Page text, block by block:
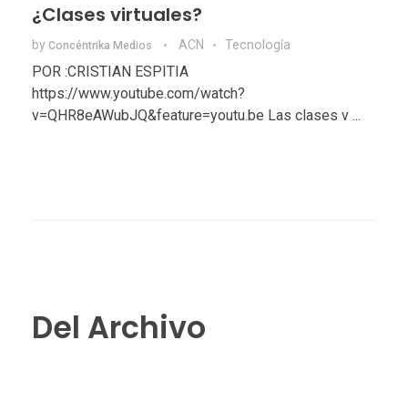
¿Clases virtuales?
by Concéntrika Medios ACN Tecnologí­a
POR :CRISTIAN ESPITIA
https://www.youtube.com/watch?
v=QHR8eAWubJQ&feature=youtu.be Las clases v ...
Del Archivo